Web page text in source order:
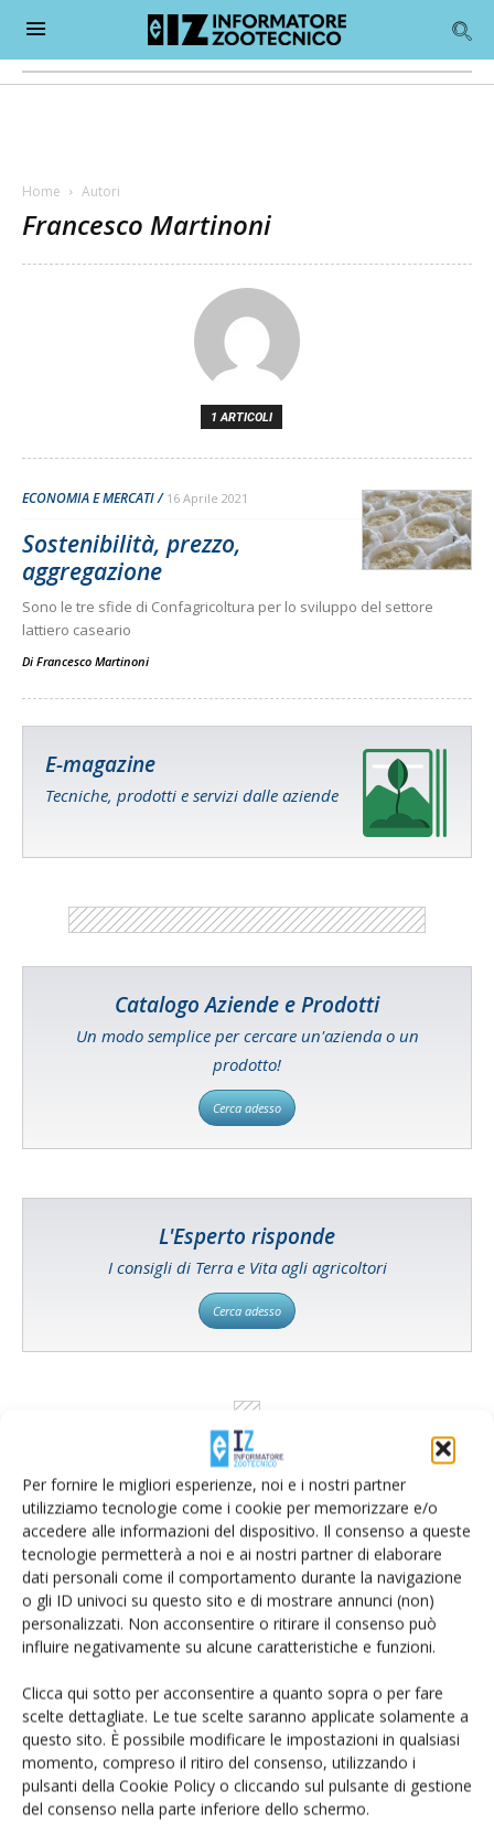
Per fornire le migliori esperienze, noi e i nostri partner
utilizziamo tecnologie come i cookie per memorizzare e/o
accedere alle informazioni del dispositivo. Il consenso a queste
tecnologie permetterà a noi e ai nostri partner di elaborare
dati personali come il comportamento durante la navigazione
o gli ID univoci su questo sito e di mostrare annunci (non)
personalizzati. Non acconsentire o ritirare il consenso può
influire negativamente su alcune caratteristiche e funzioni.
Clicca qui sotto per acconsentire a quanto sopra o per fare
scelte dettagliate. Le tue scelte saranno applicate solamente a
questo sito. È possibile modificare le impostazioni in qualsiasi
momento, compreso il ritiro del consenso, utilizzando i
pulsanti della Cookie Policy o cliccando sul pulsante di gestione
del consenso nella parte inferiore dello schermo.
Home Autori
Francesco Martinoni
1 ARTICOLI
ECONOMIA E MERCATI 16 Aprile 2021
Sostenibilità, prezzo,
aggregazione
Sono le tre sfide di Confagricoltura per lo sviluppo del settore
lattiero caseario
Di Francesco Martinoni
E-magazine
Tecniche, prodotti e servizi dalle aziende
Catalogo Aziende e Prodotti
Un modo semplice per cercare un'azienda o un
prodotto!
Cerca adesso
L'Esperto risponde
I consigli di Terra e Vita agli agricoltori
Cerca adesso
Rimani aggiornato sul mondo
dell’agricoltura
Iscriviti alle nostre newsletter